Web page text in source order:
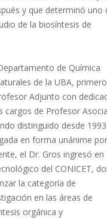
y que determinó uno
de la biosíntesis de
de Química
de la UBA, primero
Adjunto con
cargos de Profesor
distinguido desde
en forma unánime
el Dr. Gros ingresó en
del CONICET,
la categoría de
en las áreas de
orgánica y